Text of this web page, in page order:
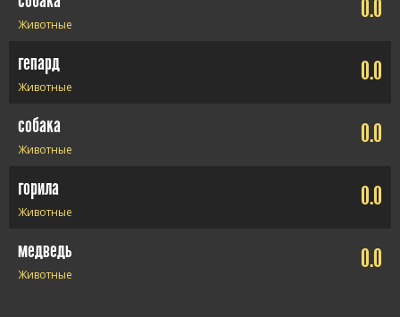
Животные
0.0
гепард
Животные
0.0
собака
Животные
0.0
горила
Животные
0.0
медведь
Животные
0.0